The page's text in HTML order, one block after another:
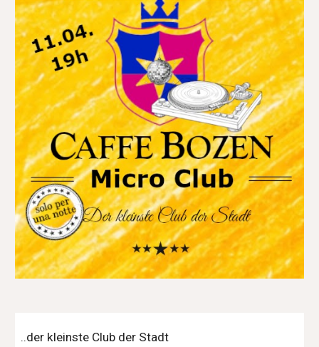
..der kleinste Club der Stadt